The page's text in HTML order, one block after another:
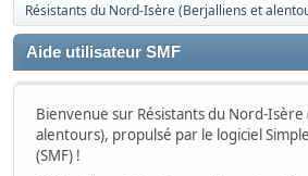
Résistants du Nord-Isère (Berjalliens et
Aide utilisateur SMF
Bienvenue sur Résistants du Nord-
alentours), propulsé par le logiciel
(SMF) !